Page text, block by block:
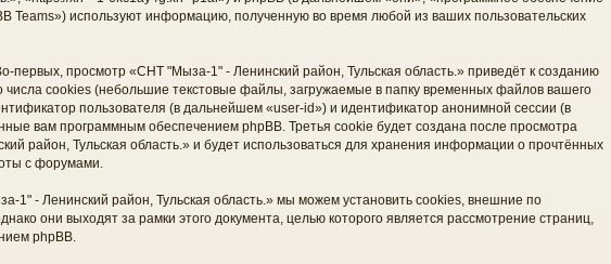
Teams») используют информацию, полученную во время любой из ваших пользовательских
просмотр «СНТ "Мыза-1" - Ленинский район, Тульская область.» приведёт к созданию
cookies (небольшие текстовые файлы, загружаемые в папку временных файлов вашего
пользователя (в дальнейшем «user-id») и идентификатор анонимной сессии (в
вам программным обеспечением phpBB. Третья cookie будет создана после просмотра
район, Тульская область.» и будет использоваться для хранения информации о прочтённых
с форумами.
1" - Ленинский район, Тульская область.» мы можем установить cookies, внешние по
они выходят за рамки этого документа, целью которого является рассмотрение страниц,
phpBB.